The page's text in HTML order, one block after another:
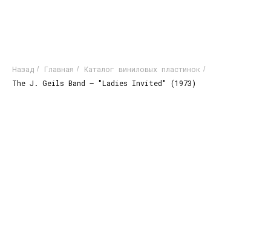
Назад / Главная / Каталог виниловых пластинок /
The J. Geils Band – "Ladies Invited" (1973)